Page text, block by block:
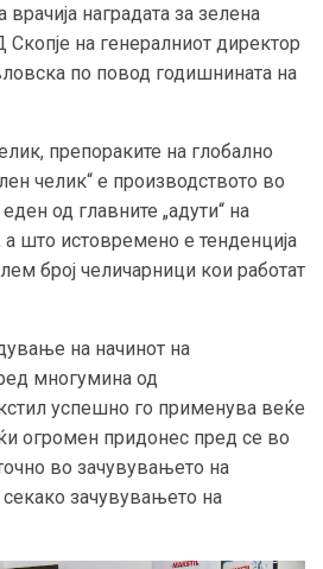
врачија наградата за зелена
на генералниот директор
по повод годишнината на
препораките на глобално
челик“ е производството во
од главните „адути“ на
а што истовремено е тенденција
број челичарници кои работат
на начинот на
многумина од
успешно го применува веќе
огромен придонес пред се во
во зачувувањето на
секако зачувувањето на